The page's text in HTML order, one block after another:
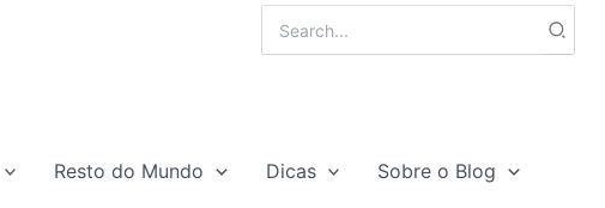
for:
Resto do Mundo Dicas Sobre o Blog